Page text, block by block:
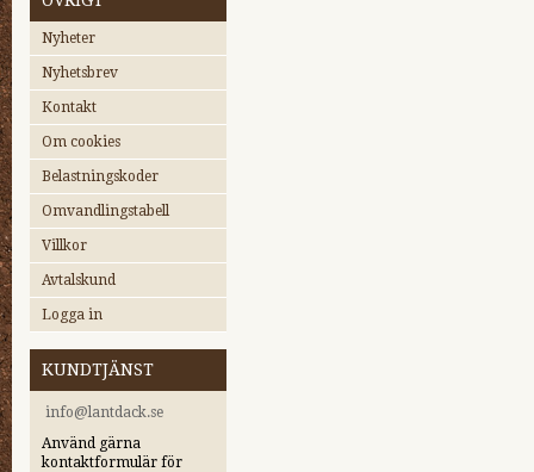
Nyheter
Nyhetsbrev
Kontakt
Om cookies
Belastningskoder
Omvandlingstabell
Villkor
Avtalskund
Logga in
KUNDTJÄNST
info@lantdack.se
Använd gärna
kontaktformulär för